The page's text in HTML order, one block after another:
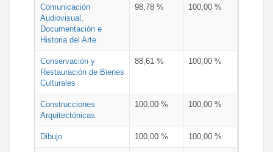
Comunicación
Audiovisual,
Documentación e
Historia del Arte
98,78 % 100,00 %
Conservación y
Restauración de Bienes
Culturales
88,61 % 100,00 %
Construcciones
Arquitectónicas
100,00 % 100,00 %
Dibujo 100,00 % 100,00 %